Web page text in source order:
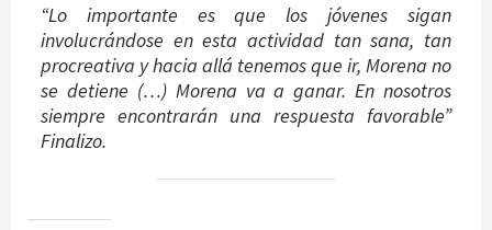
“Lo importante es que los jóvenes sigan
involucrándose en esta actividad tan sana, tan
procreativa y hacia allá tenemos que ir, Morena no
se detiene (…) Morena va a ganar. En nosotros
siempre encontrarán una respuesta favorable”
Finalizo.